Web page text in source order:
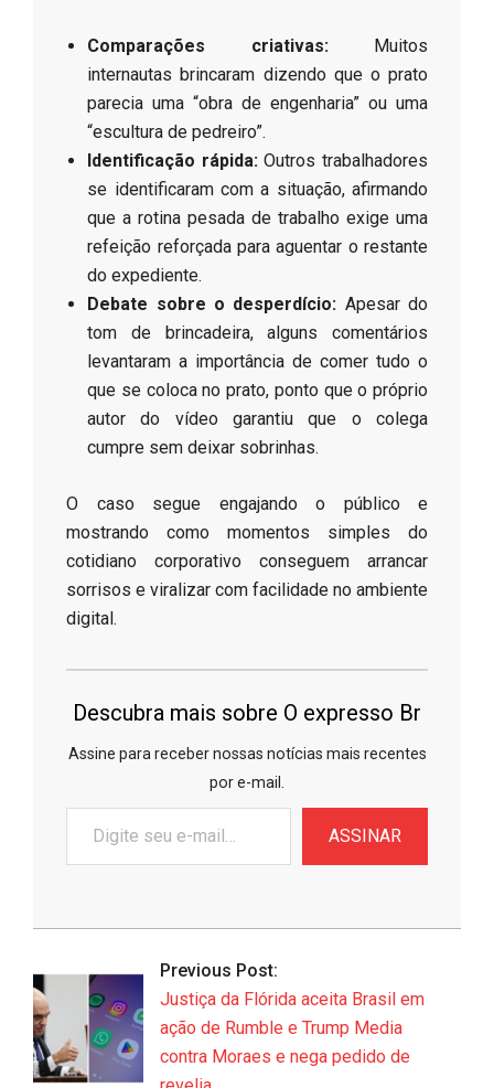
Comparações criativas:Muitos
internautas brincaram dizendo que o prato
parecia uma “obra de engenharia” ou uma
“escultura de pedreiro”.
Identificação rápida:Outros trabalhadores
se identificaram com a situação, afirmando
que a rotina pesada de trabalho exige uma
refeição reforçada para aguentar o restante
do expediente.
Debate sobre o desperdício: Apesar do
tom de brincadeira, alguns comentários
levantaram a importância de comer tudo o
que se coloca no prato, ponto que o próprio
autor do vídeo garantiu que o colega
cumpre sem deixar sobrinhas.
​O caso segue engajando o público e
mostrando como momentos simples do
cotidiano corporativo conseguem arrancar
sorrisos e viralizar com facilidade no ambiente
digital.
Descubra mais sobre O expresso Br
Assine para receber nossas notícias mais recentes
por e-mail.
seu
e-
ASSINAR
2026-
Previous Post:
Justiça da Flórida aceita Brasil em
ação de Rumble e Trump Media
contra Moraes e nega pedido de